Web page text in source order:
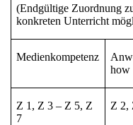
(Endgültige Zuordnung
konkreten Unterricht
Medienkompetenz
how
Z 1, Z 3 – Z 5, Z
7
Z 2,